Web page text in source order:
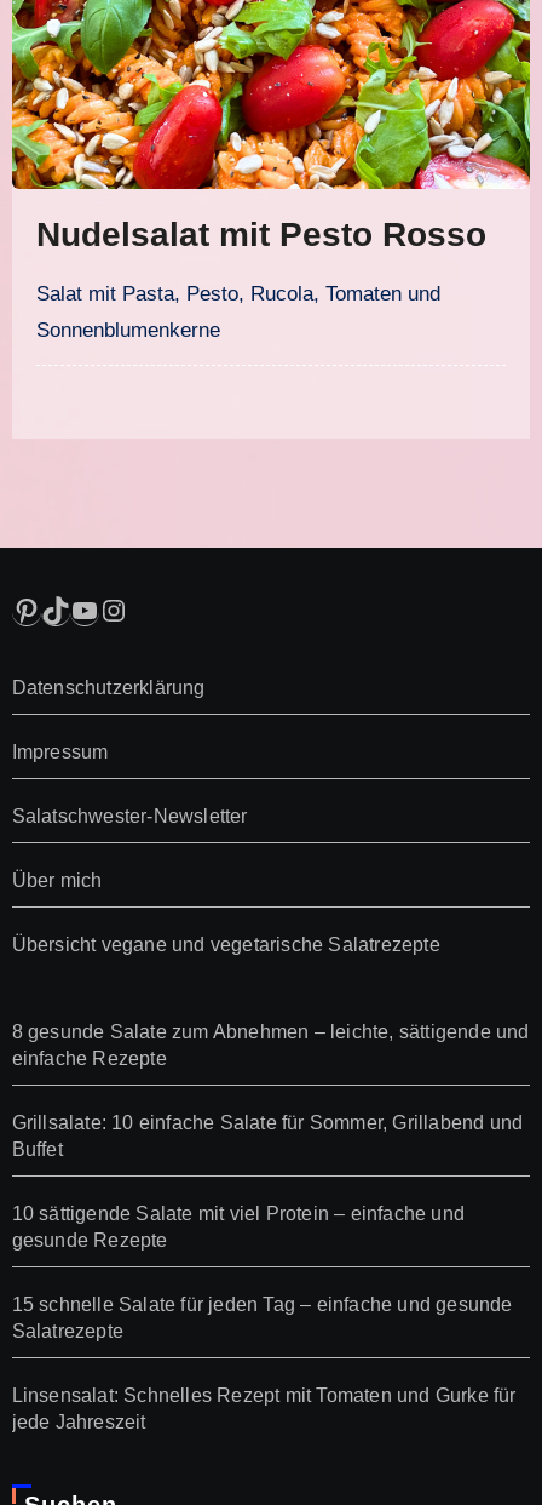
Nudelsalat mit Pesto Rosso
Salat mit Pasta, Pesto, Rucola, Tomaten und
Sonnenblumenkerne
Pinterest
TikTok
YouTube
Instagram
Datenschutzerklärung
Impressum
Salatschwester-Newsletter
Über mich
Übersicht vegane und vegetarische Salatrezepte
8 gesunde Salate zum Abnehmen – leichte, sättigende und
einfache Rezepte
Grillsalate: 10 einfache Salate für Sommer, Grillabend und
Buffet
10 sättigende Salate mit viel Protein – einfache und
gesunde Rezepte
15 schnelle Salate für jeden Tag – einfache und gesunde
Salatrezepte
Linsensalat: Schnelles Rezept mit Tomaten und Gurke für
jede Jahreszeit